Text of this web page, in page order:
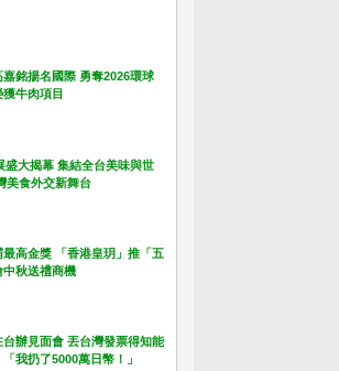
嘉銘揚名國際 勇奪2026環球
牛肉項目
盛大揭幕 集結全台美味與世
美食外交新舞台
高金獎 「香港皇玥」推「五
秋送禮商機
辦見面會 丟台灣發票得知能
我扔了5000萬日幣！」